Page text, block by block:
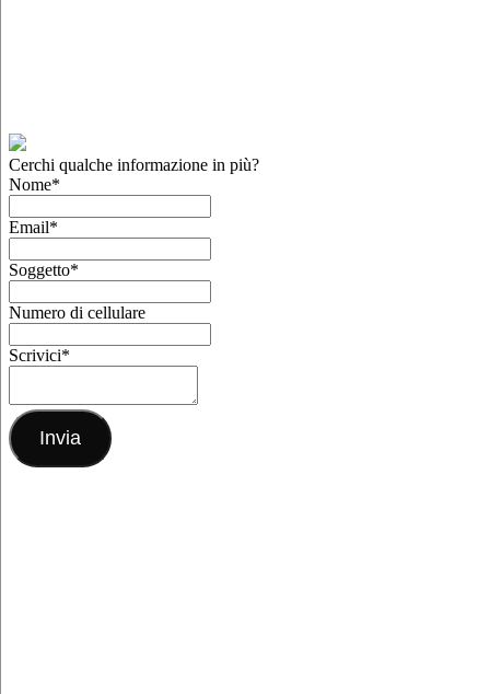
Cerchi qualche informazione in più?
Nome*
Email*
Soggetto*
Numero di cellulare
Scrivici*
Invia